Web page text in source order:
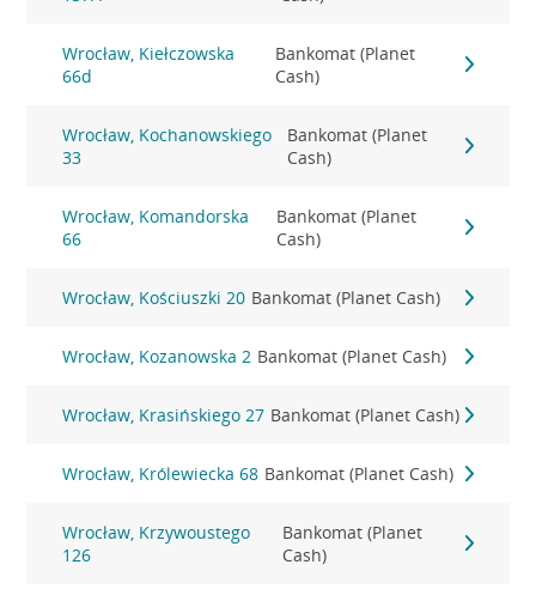
Wrocław, Kiełczowska
66d
Bankomat (Planet
Cash)
Wrocław, Kochanowskiego
33
Bankomat (Planet
Cash)
Wrocław, Komandorska
66
Bankomat (Planet
Cash)
Wrocław, Kościuszki 20 Bankomat (Planet Cash)
Wrocław, Kozanowska 2 Bankomat (Planet Cash)
Wrocław, Krasińskiego 27 Bankomat (Planet Cash)
Wrocław, Królewiecka 68 Bankomat (Planet Cash)
Wrocław, Krzywoustego
126
Bankomat (Planet
Cash)